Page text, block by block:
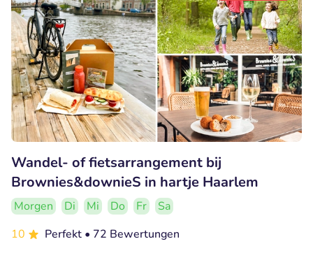
Wandel- of fietsarrangement bij
Brownies&downieS in hartje Haarlem
Morgen Di Mi Do Fr
Sa
10
Perfekt • 72 Bewertungen